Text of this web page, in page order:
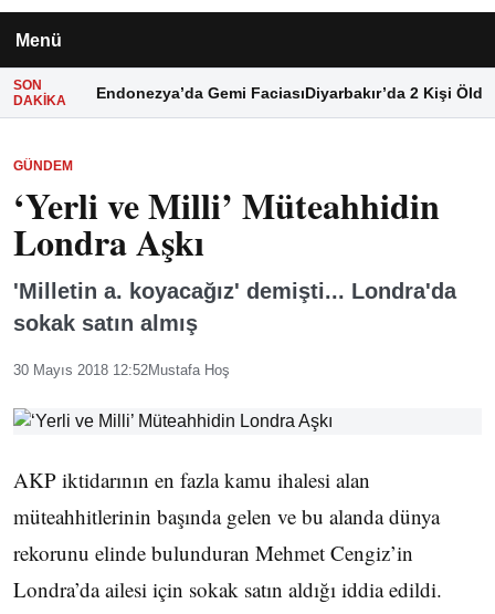
Menü
SON
DAKIKA
Endonezya’da Gemi FaciasıDiyarbakır’da 2 Kişi Öldü
GÜNDEM
‘Yerli ve Milli’ Müteahhidin
Londra Aşkı
'Milletin a. koyacağız' demişti... Londra'da
sokak satın almış
30 Mayıs 2018 12:52Mustafa Hoş
AKP iktidarının en fazla kamu ihalesi alan
müteahhitlerinin başında gelen ve bu alanda dünya
rekorunu elinde bulunduran Mehmet Cengiz’in
Londra’da ailesi için sokak satın aldığı iddia edildi.